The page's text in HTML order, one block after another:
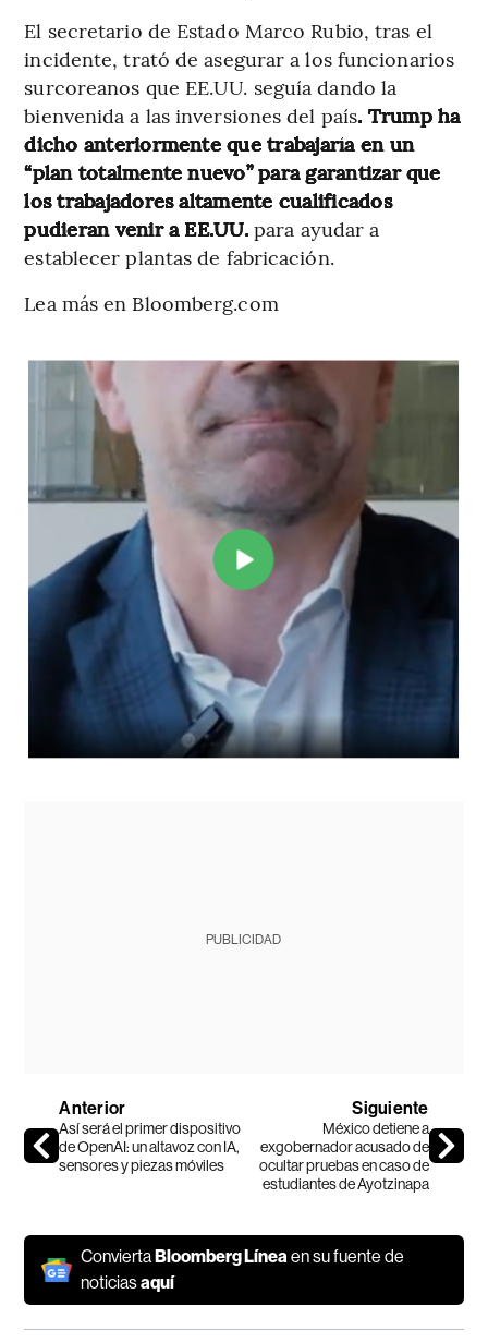
El secretario de Estado Marco Rubio, tras el
incidente, trató de asegurar a los funcionarios
surcoreanos que EE.UU. seguía dando la
bienvenida a las inversiones del país. Trump ha
dicho anteriormente que trabajaría en un
“plan totalmente nuevo” para garantizar que
los trabajadores altamente cualificados
pudieran venir a EE.UU.para ayudar a
establecer plantas de fabricación.
Lea más en Bloomberg.com
PUBLICIDAD
Anterior
Así será el primer dispositivo
de OpenAI: un altavoz con IA,
sensores y piezas móviles
Siguiente
México detiene a
exgobernador acusado de
ocultar pruebas en caso de
estudiantes de Ayotzinapa
ConviertaBloomberg Líneaen su fuente de
noticiasaquí